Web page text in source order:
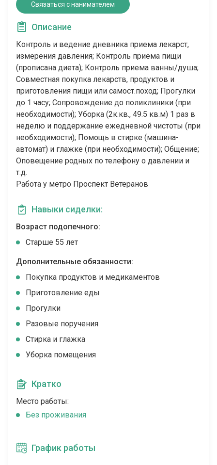
Связаться с нанимателем
Описание
Контроль и ведение дневника приема лекарст,
измерения давления; Контроль приема пищи
(прописана диета); Контроль приема ванны/душа;
Совместная покупка лекарств, продуктов и
приготовления пищи или самост.поход; Прогулки
до 1 часу; Сопровождение до поликлиники (при
необходимости); Уборка (2к.кв., 49.5 кв.м) 1 раз в
неделю и поддержание ежедневной чистоты (при
необходимости); Помощь в стирке (машина-
автомат) и глажке (при необходимости); Общение;
Оповещение родных по телефону о давлении и
т.д.
Работа у метро Проспект Ветеранов
Навыки сиделки:
Возраст подопечного:
Cтарше 55 лет
Дополнительные обязанности:
Покупка продуктов и медикаментов
Приготовление еды
Прогулки
Разовые поручения
Стирка и глажка
Уборка помещения
Кратко
Место работы:
Без проживания
График работы